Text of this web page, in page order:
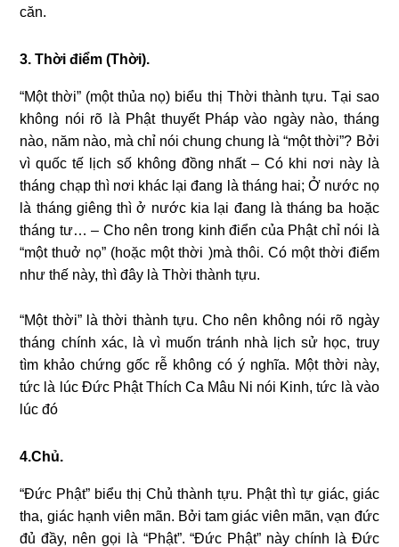
căn.
3. Thời điểm (Thời).
“Một thời” (một thủa nọ) biểu thị Thời thành tựu. Tại sao
không nói rõ là Phật thuyết Pháp vào ngày nào, tháng
nào, năm nào, mà chỉ nói chung chung là “một thời”? Bởi
vì quốc tế lịch số không đồng nhất – Có khi nơi này là
tháng chạp thì nơi khác lại đang là tháng hai; Ở nước nọ
là tháng giêng thì ở nước kia lại đang là tháng ba hoặc
tháng tư… – Cho nên trong kinh điển của Phật chỉ nói là
“một thuở nọ” (hoặc một thời )mà thôi. Có một thời điểm
như thế này, thì đây là Thời thành tựu.
“Một thời” là thời thành tựu. Cho nên không nói rõ ngày
tháng chính xác, là vì muốn tránh nhà lịch sử học, truy
tìm khảo chứng gốc rễ không có ý nghĩa. Một thời này,
tức là lúc Ðức Phật Thích Ca Mâu Ni nói Kinh, tức là vào
lúc đó
4.Chủ.
“Ðức Phật” biểu thị Chủ thành tựu. Phật thì tự giác, giác
tha, giác hạnh viên mãn. Bởi tam giác viên mãn, vạn đức
đủ đầy, nên gọi là “Phật”. “Ðức Phật” này chính là Ðức